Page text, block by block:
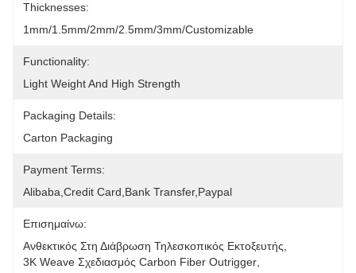
Thicknesses:
1mm/1.5mm/2mm/2.5mm/3mm/Customizable
Functionality:
Light Weight And High Strength
Packaging Details:
Carton Packaging
Payment Terms:
Alibaba,credit Card,bank Transfer,paypal
Επισημαίνω:
Ανθεκτικός Στη Διάβρωση Τηλεσκοπικός Εκτοξευτής
3K Weave Σχεδιασμός Carbon Fiber Outrigger